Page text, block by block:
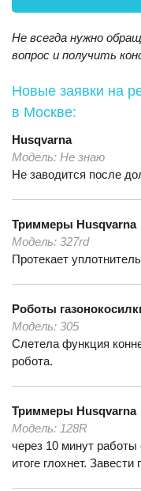
Не всегда нужно
вопрос и получить
Новые заявки на
в Москве:
Husqvarna
Модель: Не знаю
Не заводится после
Триммеры Husqvarna
Модель: 327rd
Протекает
Роботы
Модель: 305
Слетела функция
робота.
Триммеры Husqvarna
Модель: 128R
через 10 минут
итоге глохнет. Завести